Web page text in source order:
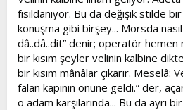
fısıldanıyor. Bu da değişik stilde
konuşma gibi birşey... Morsda nasıl
dâ..dâ..dit” denir; operatör hemen
bir kısım şeyler velinin kalbine
bir kısım mânâlar çıkarır. Meselâ:
falan kapının önüne geldi.” der,
o adam karşılarında... Bu da ayrı